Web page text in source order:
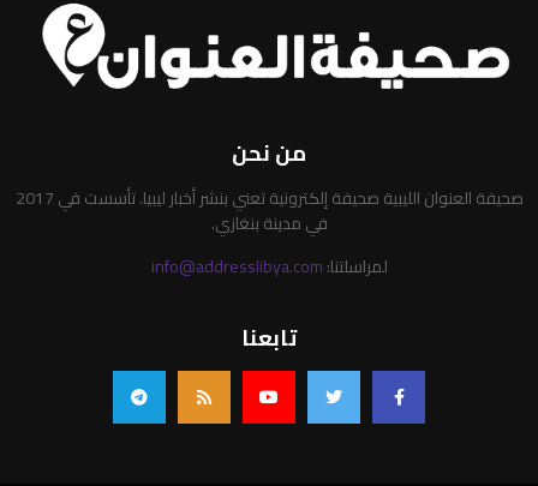
من نحن
صحيفة العنوان الليبية صحيفة إلكترونية تعني بنشر أخبار ليبيا. تأسست في 2017
في مدينة بنغازي.
لمراسلتنا:info@addresslibya.com
تابعنا